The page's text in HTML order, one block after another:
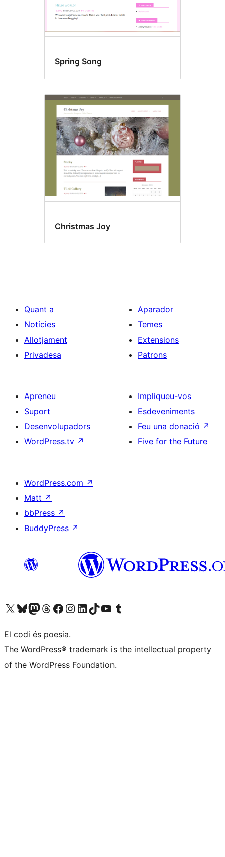
Spring Song
Christmas Joy
Quant a
Notícies
Allotjament
Privadesa
Aparador
Temes
Extensions
Patrons
Apreneu
Suport
Desenvolupadors
WordPress.tv ↗
Impliqueu-vos
Esdeveniments
Feu una donació ↗
Five for the Future
WordPress.com ↗
Matt ↗
bbPress ↗
BuddyPress ↗
Visiteu el nostre compte X (abans Twitter)
Visiteu el nostre compte de Bluesky
Visiteu el nostre compte al Mastodon
Visiteu el nostre compte de Threads
Visiteu la nostra pàgina al Facebook
Visiteu el nostre compte d'Instagram
Visiteu el nostre compte de LinkedIn
Visiteu el nostre compte de TikTok
Visiteu el nostre canal al YouTube
Visiteu el nostre compte de Tumblr
El codi és poesia.
The WordPress® trademark is the intellectual property
of the WordPress Foundation.